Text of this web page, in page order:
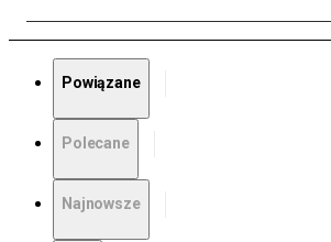
Powiązane
Polecane
Najnowsze